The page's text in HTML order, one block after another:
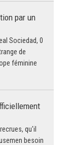
par un
Sociedad, 0
de
féminine
qu'il
besoin